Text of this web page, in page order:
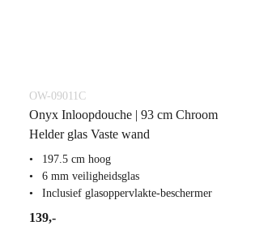
OW-09011C
Onyx Inloopdouche | 93 cm Chroom
Helder glas Vaste wand
197.5 cm hoog
6 mm veiligheidsglas
Inclusief glasoppervlakte-beschermer
139,-